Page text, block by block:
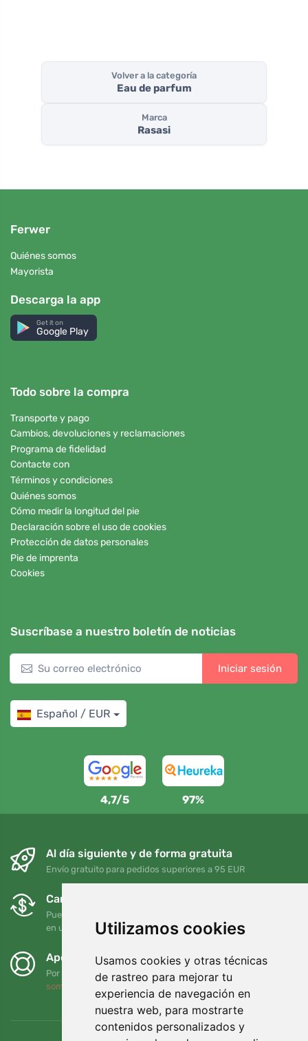
Utilizamos cookies
Usamos cookies y otras técnicas
de rastreo para mejorar tu
experiencia de navegación en
nuestra web, para mostrarte
contenidos personalizados y
Volver a la categoría
Eau de parfum
Marca
Rasasi
Ferwer
Quiénes somos
Mayorista
Descarga la app
Get it on
Google Play
Todo sobre la compra
Transporte y pago
Cambios, devoluciones y reclamaciones
Programa de fidelidad
Contacte con
Términos y condiciones
Quiénes somos
Cómo medir la longitud del pie
Declaración sobre el uso de cookies
Protección de datos personales
Pie de imprenta
Cookies
Suscríbase a nuestro boletín de noticias
Iniciar sesión
Español / EUR
4,7/5 97%
Al día siguiente y de forma gratuita
Envío gratuito para pedidos superiores a 95 EUR
Cambios y devoluciones gratuitos
Puede devolver o cambiar su pedido en cualquier momento
en un plazo de 90 días
Apoyamos a Trees.org
Por cada pedido plantamos un árbol. Leer más
somos